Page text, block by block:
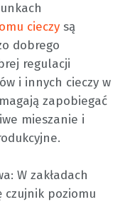
cieczy są
dobrego
regulacji
i innych cieczy w
zapobiegać
mieszanie i
W zakładach
czujnik poziomu